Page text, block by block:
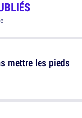
mettre les pieds